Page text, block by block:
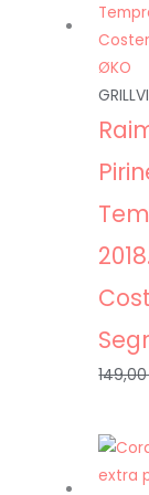
2018.